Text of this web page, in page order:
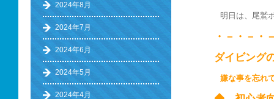
明日は、尾鷲
・－・－・
ダイビング
嫌な事を忘れ
2024年8月
2024年7月
2024年6月
2024年5月
2024年4月